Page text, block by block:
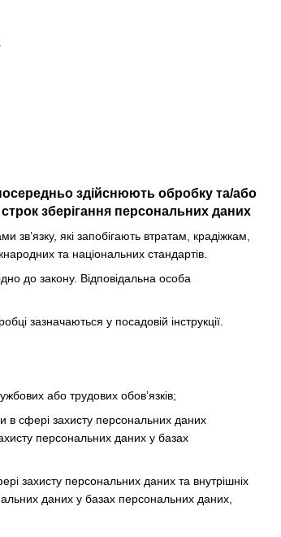
здійснюють обробку та/або
зберігання персональних даних
які запобігають втратам, крадіжкам,
та національних стандартів.
до закону. Відповідальна особа
зазначаються у посадовій інструкції.
або трудових обов’язків;
в сфері захисту персональних даних
персональних даних у базах
захисту персональних даних та внутрішніх
даних у базах персональних даних,